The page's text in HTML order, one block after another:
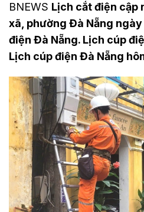
BNEWS Lịch cắt điện cập
xã, phường Đà Nẵng ngày
điện Đà Nẵng. Lịch cúp
Lịch cúp điện Đà Nẵng